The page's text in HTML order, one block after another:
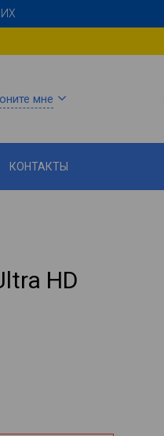
мне
КОНТАКТЫ
HD